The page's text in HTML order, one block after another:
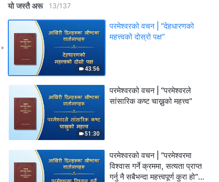
यो जस्तै अरू 13/137
43:56
परमेश्‍वरको वचन | “देहधारणको
महत्त्वको दोस्रो पक्ष”
51:30
परमेश्‍वरको वचन | “परमेश्‍वरले
सांसारिक कष्ट चाख्नुको महत्त्व”
परमेश्‍वरको वचन | “परमेश्‍वरमा
विश्‍वास गर्ने क्रममा, सत्यता प्राप्त
गर्नु नै सबैभन्दा महत्त्वपूर्ण कुरा हो”